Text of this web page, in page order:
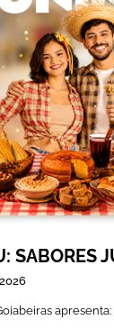
SABORES